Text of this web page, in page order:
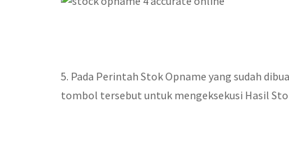
5. Pada Perintah Stok Opname yang sudah
tombol tersebut untuk mengeksekusi Hasil